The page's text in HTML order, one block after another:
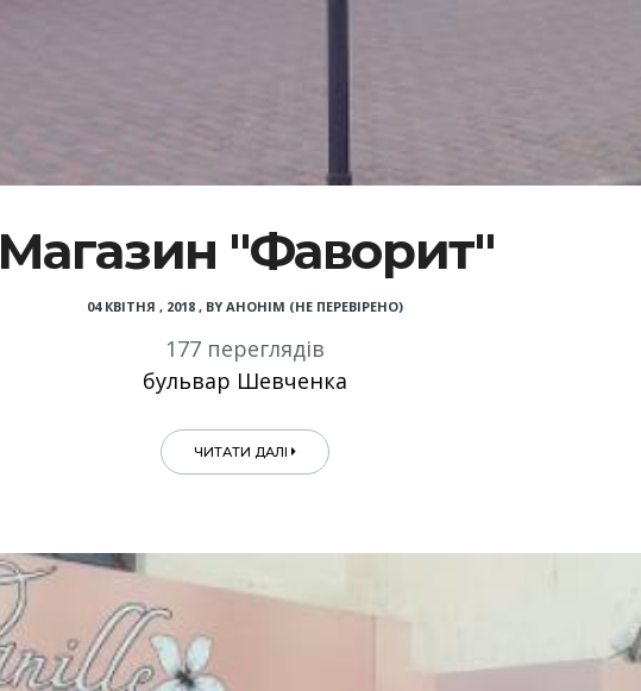
Магазин "Фаворит"
04 КВІТНЯ , 2018 , BY АНОНІМ (НЕ ПЕРЕВІРЕНО)
177 переглядів
бульвар Шевченка
ЧИТАТИ ДАЛІ